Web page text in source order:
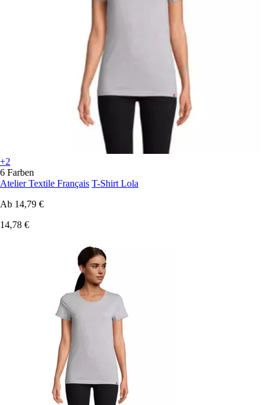
+2
6 Farben
Atelier Textile Français T-Shirt Lola
Ab 14,79 €
14,78 €